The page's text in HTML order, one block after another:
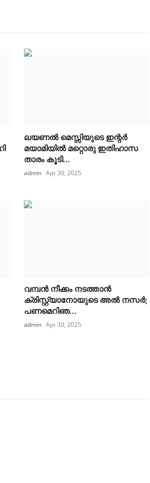
ലയണൽ മെസ്സിയുടെ ഇന്റർ
മയാമിയിൽ മറ്റൊരു ഇതിഹാസ
താരം കൂടി...
admin Apr 30, 2025
വമ്പൻ നീക്കം നടത്താൻ
ക്രിസ്റ്റ്യാനോയുടെ അൽ നസർ;
പണമെറിഞ...
admin Apr 30, 2025